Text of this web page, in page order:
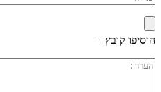
הוסיפו קובץ +